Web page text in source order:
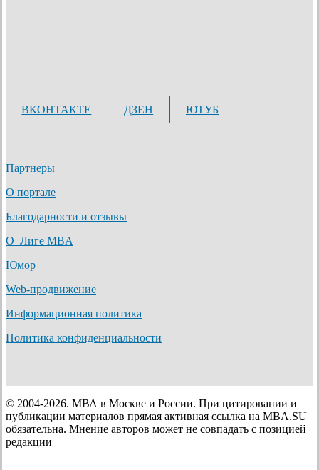
ВКОНТАКТЕ ДЗЕН ЮТУБ
Партнеры
О портале
Благодарности и отзывы
О Лиге MBA
Юмор
Web-продвижение
Информационная политика
Политика конфиденциальности
© 2004-2026. МВА в Москве и России. При цитировании и
публикации материалов прямая активная ссылка на MBA.SU
обязательна. Мнение авторов может не совпадать с позицией
редакции